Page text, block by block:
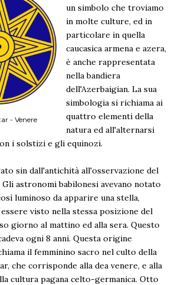
- Venere
un simbolo che troviamo
in molte culture, ed in
particolare in quella
caucasica armena e azera,
è anche rappresentata
nella bandiera
dell'Azerbaigian. La sua
simbologia si richiama ai
quattro elementi della
natura ed all'alternarsi
i solstizi e gli equinozi.
sin dall'antichità all'osservazione del
Gli astronomi babilonesi avevano notato
luminoso da apparire una stella,
visto nella stessa posizione del
giorno al mattino ed alla sera. Questo
ogni 8 anni. Questa origine
il femminino sacro nel culto della
che corrisponde alla dea venere, e alla
cultura pagana celto-germanica. Otto